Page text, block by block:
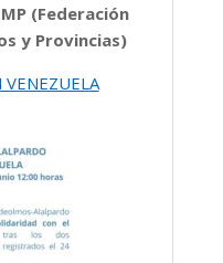
(Federación
y Provincias)